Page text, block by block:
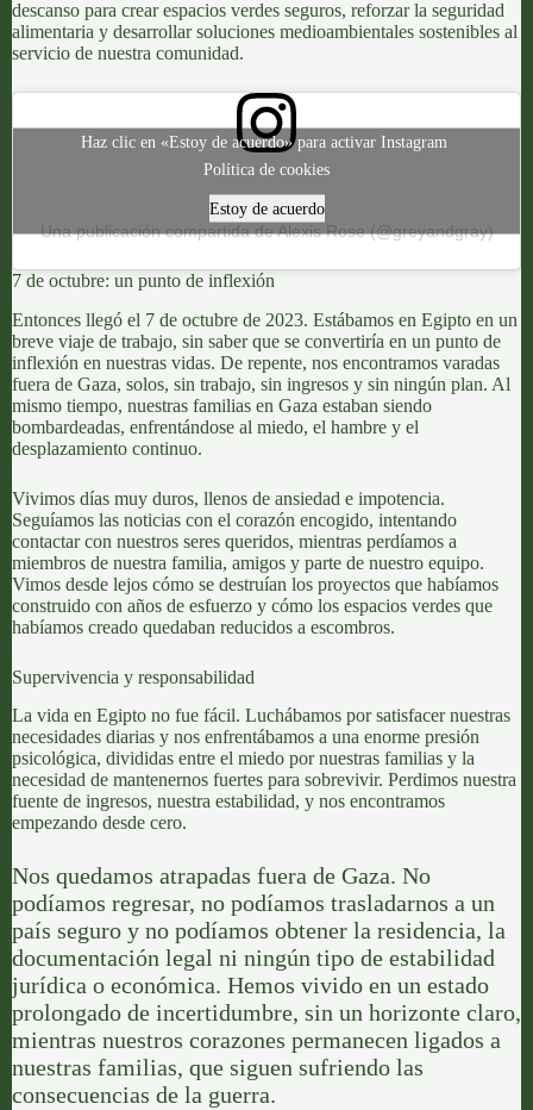
descanso para crearespacios verdes seguros, reforzar la seguridad
alimentaria y desarrollar soluciones medioambientales sostenibles al
servicio de nuestra comunidad.
Una publicación compartida de Alexis Rose (@greyandgray)
Haz clic en «Estoy de acuerdo» para activar Instagram
Política de cookies
Estoy de acuerdo
7 de octubre: un punto de inflexión
Entonces llegó el 7 de octubre de 2023. Estábamos en Egipto en un
breve viaje de trabajo, sin saber que se convertiría en un punto de
inflexión en nuestras vidas. De repente, nos encontramos varadas
fuera de Gaza, solos, sin trabajo, sin ingresos y sin ningún plan. Al
mismo tiempo, nuestras familias en Gaza estaban siendo
bombardeadas, enfrentándose al miedo, el hambre y el
desplazamiento continuo.
Vivimos días muy duros, llenos de ansiedad e impotencia.
Seguíamos las noticias con el corazón encogido, intentando
contactar con nuestros seres queridos, mientras perdíamos a
miembros de nuestra familia, amigos y parte de nuestro equipo.
Vimos desde lejos cómo se destruían los proyectos que habíamos
construido con años de esfuerzo y cómo los espacios verdes que
habíamos creado quedaban reducidos a escombros.
Supervivencia y responsabilidad
La vida en Egipto no fue fácil. Luchábamos por satisfacer nuestras
necesidades diarias y nos enfrentábamos a una enorme presión
psicológica, divididas entre el miedo por nuestras familias y la
necesidad de mantenernos fuertes para sobrevivir. Perdimos nuestra
fuente de ingresos, nuestra estabilidad, y nos encontramos
empezando desde cero.
Nos quedamos atrapadas fuera de Gaza. No
podíamos regresar, no podíamos trasladarnos a un
país seguro y no podíamos obtener la residencia, la
documentación legal ni ningún tipo de estabilidad
jurídica o económica. Hemos vivido en un estado
prolongado de incertidumbre, sin un horizonte claro,
mientras nuestros corazones permanecen ligados a
nuestras familias, que siguen sufriendo las
consecuencias de la guerra.